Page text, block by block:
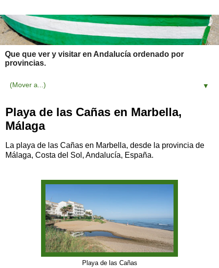
Que que ver y visitar en Andalucía ordenado por
provincias.
▼
Playa de las Cañas en Marbella,
Málaga
La playa de las Cañas en Marbella, desde la provincia de
Málaga, Costa del Sol, Andalucía, España.
Playa de las Cañas